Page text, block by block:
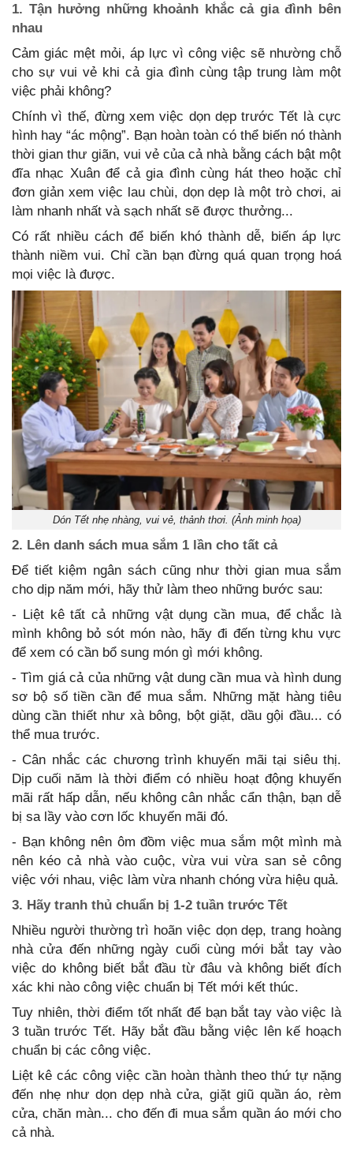
1. Tận hưởng những khoảnh khắc cả gia đình bên
nhau
Cảm giác mệt mỏi, áp lực vì công việc sẽ nhường chỗ
cho sự vui vẻ khi cả gia đình cùng tập trung làm một
việc phải không?
Chính vì thế, đừng xem việc dọn dẹp trước Tết là cực
hình hay “ác mộng”. Bạn hoàn toàn có thể biến nó thành
thời gian thư giãn, vui vẻ của cả nhà bằng cách bật một
đĩa nhạc Xuân để cả gia đình cùng hát theo hoặc chỉ
đơn giản xem việc lau chùi, dọn dẹp là một trò chơi, ai
làm nhanh nhất và sạch nhất sẽ được thưởng...
Có rất nhiều cách để biến khó thành dễ, biến áp lực
thành niềm vui. Chỉ cần bạn đừng quá quan trọng hoá
mọi việc là được.
Dón Tết nhẹ nhàng, vui vẻ, thảnh thơi. (Ảnh minh họa)
2. Lên danh sách mua sắm 1 lần cho tất cả
Để tiết kiệm ngân sách cũng như thời gian mua sắm
cho dịp năm mới, hãy thử làm theo những bước sau:
- Liệt kê tất cả những vật dụng cần mua, để chắc là
mình không bỏ sót món nào, hãy đi đến từng khu vực
để xem có cần bổ sung món gì mới không.
- Tìm giá cả của những vật dung cần mua và hình dung
sơ bộ số tiền cần để mua sắm. Những mặt hàng tiêu
dùng cần thiết như xà bông, bột giặt, dầu gội đầu... có
thể mua trước.
- Cân nhắc các chương trình khuyến mãi tại siêu thị.
Dịp cuối năm là thời điểm có nhiều hoạt động khuyến
mãi rất hấp dẫn, nếu không cân nhắc cẩn thận, bạn dễ
bị sa lầy vào cơn lốc khuyến mãi đó.
- Bạn không nên ôm đồm việc mua sắm một mình mà
nên kéo cả nhà vào cuộc, vừa vui vừa san sẻ công
việc với nhau, việc làm vừa nhanh chóng vừa hiệu quả.
3. Hãy tranh thủ chuẩn bị 1-2 tuần trước Tết
Nhiều người thường trì hoãn việc dọn dẹp, trang hoàng
nhà cửa đến những ngày cuối cùng mới bắt tay vào
việc do không biết bắt đầu từ đâu và không biết đích
xác khi nào công việc chuẩn bị Tết mới kết thúc.
Tuy nhiên, thời điểm tốt nhất để bạn bắt tay vào việc là
3 tuần trước Tết. Hãy bắt đầu bằng việc lên kế hoạch
chuẩn bị các công việc.
Liệt kê các công việc cần hoàn thành theo thứ tự nặng
đến nhẹ như dọn dẹp nhà cửa, giặt giũ quần áo, rèm
cửa, chăn màn... cho đến đi mua sắm quần áo mới cho
cả nhà.